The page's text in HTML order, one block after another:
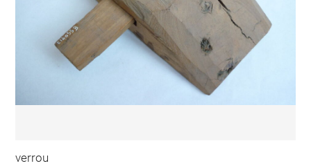
verrou